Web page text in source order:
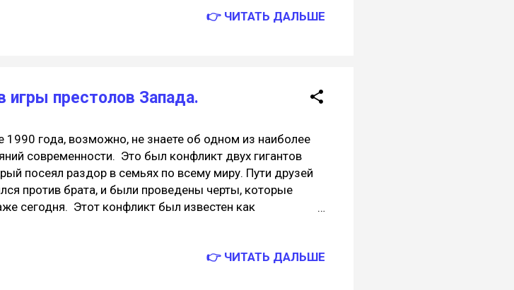
спрашивает его стоящая рядом HR — Скоро
людей, когда они пришли на концерт как на
погиб...
👉 ЧИТАТЬ ДАЛЬШЕ
игры престолов Запада.
1990 года, возможно, не знаете об одном из наиболее
современности. Это был конфликт двух гигантов
посеял раздор в семьях по всему миру. Пути друзей
против брата, и были проведены черты, которые
сегодня. Этот конфликт был известен как
консоль под названием Nintendo Entertainment
👉 ЧИТАТЬ ДАЛЬШЕ